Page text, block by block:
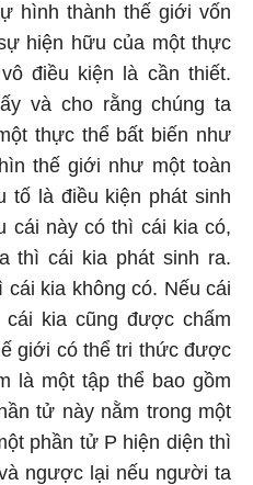
hình thành thế giới vốn
hiện hữu của một thực
điều kiện là cần thiết.
và cho rằng chúng ta
thực thể bất biến như
thế giới như một toàn
tố là điều kiện phát sinh
cái này có thì cái kia có,
thì cái kia phát sinh ra.
kia không có. Nếu cái
kia cũng được chấm
giới có thể tri thức được
là một tập thể bao gồm
tử này nằm trong một
phần tử P hiện diện thì
ngược lại nếu người ta